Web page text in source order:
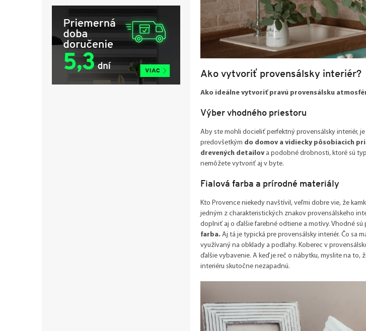
Ako vytvoriť provensálsky interiér?
Ako ideálne vytvoriť pravú provensálsku
Výber vhodného priestoru
Aby ste mohli docieliť perfektný provensálsky interiér,
predovšetkým do domov a vidiecky pôsobiacich
drevených detailov a podobné drobnosti, ktoré sú
nemôžete vytvoriť aj v byte.
Fialová farba a prírodné materiály
Kto Provence niekedy navštívil, veľmi dobre vie, že
jedným z charakteristických znakov provensálskeho
doplniť aj o ďalšie farebné odtiene a motívy. Vhodné sú
farba. Aj tá je typická pre provensálsky interiér. Čo sa
využívaný na obklady a podlahy. Koberec v
ďalšie vybavenie. A keď je reč o nábytku, myslite na to,
interiéru skutočne nezapadnú.